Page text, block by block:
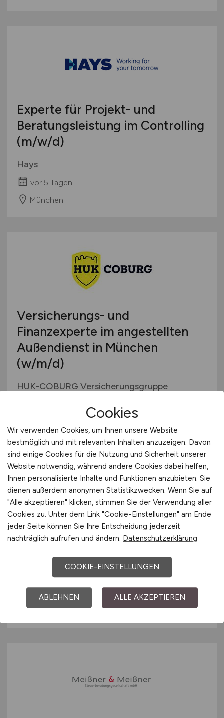
Experte für Projekt- und
Beratungsleistung im Controlling
(m/w/d)
Hays
vor 5 Tagen
München
Versicherungs- und
Finanzexperte im angestellten
Außendienst in München
(w/m/d)
HUK-COBURG Versicherungsgruppe
Finanzbuchhaltung / Buchhaltung
CultureClouds e.V.
vor 5 Tagen
München
Cookies
Wir verwenden Cookies, um Ihnen unsere Website
bestmöglich und mit relevanten Inhalten anzuzeigen. Davon
sind einige Cookies für die Nutzung und Sicherheit unserer
Website notwendig, während andere Cookies dabei helfen,
Ihnen personalisierte Inhalte und Funktionen anzubieten. Sie
dienen außerdem anonymen Statistikzwecken. Wenn Sie auf
"Alle akzeptieren" klicken, stimmen Sie der Verwendung aller
Cookies zu. Unter dem Link "Cookie-Einstellungen" am Ende
jeder Seite können Sie Ihre Entscheidung jederzeit
nachträglich aufrufen und ändern. Datenschutzerklärung
COOKIE-EINSTELLUNGEN
ABLEHNEN ALLE AKZEPTIEREN